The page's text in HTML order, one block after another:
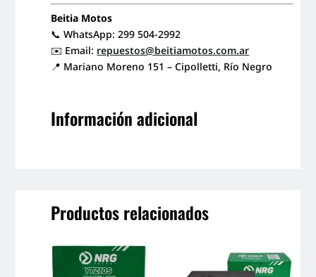
Beitia Motos
📞 WhatsApp: 299 504-2992
✉️ Email: repuestos@beitiamotos.com.ar
📍 Mariano Moreno 151 – Cipolletti, Río Negro
Información adicional
Productos relacionados